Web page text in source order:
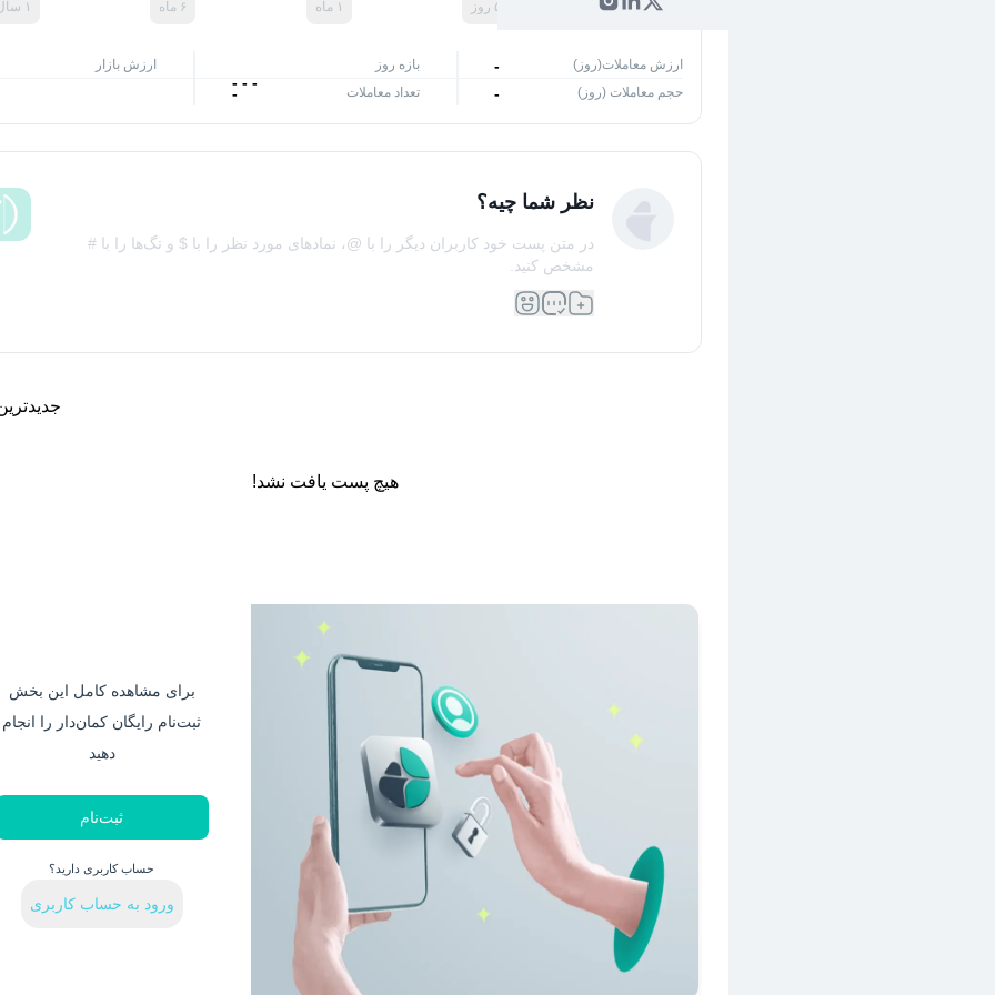
۱روز ۵ روز ۱ ماه ۶ ماه ۱ سال
ارزش معاملات(روز) - بازه روز
-
-
-
ارزش بازار
حجم معاملات (روز)
- تعداد معاملات -
نظر شما چیه؟
در متن پست خود کاربران دیگر را با @، نمادهای مورد نظر را با $ و تگ‌ها را با #
مشخص کنید.
هیچ پست یافت نشد!
برای مشاهده کامل این بخش
ثبت‌نام رایگان کمان‌دار را انجام
دهید
ثبت‌نام
حساب کاربری دارید؟
ورود به حساب کاربری